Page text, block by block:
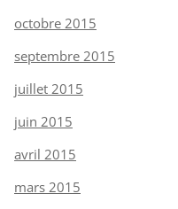
octobre 2015
septembre 2015
juillet 2015
juin 2015
avril 2015
mars 2015